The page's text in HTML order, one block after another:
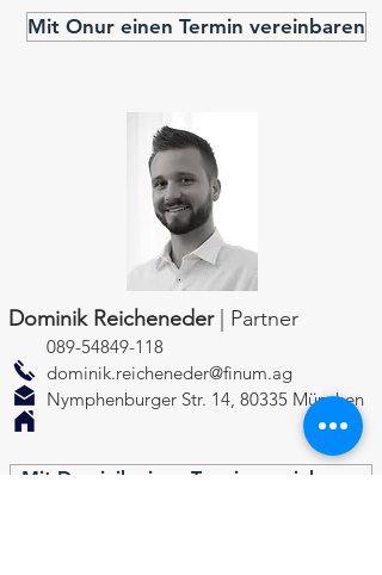
Mit Onur einen Termin vereinbaren
Dominik Reicheneder| Partner
089-54849-118
dominik.reicheneder@finum.ag
Nymphenburger Str. 14, 80335 München
Mit Dominik einen Termin vereinbaren